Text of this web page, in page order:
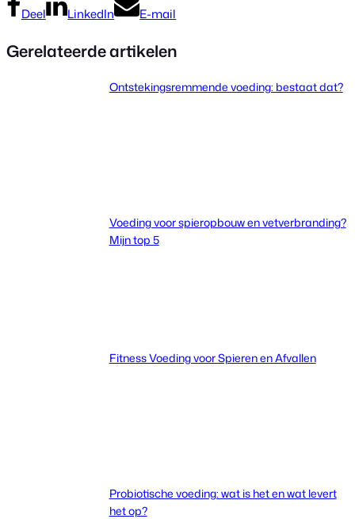
Deel LinkedIn E-mail
Gerelateerde artikelen
Ontstekingsremmende voeding: bestaat dat?
Voeding voor spieropbouw en vetverbranding?
Mijn top 5
Fitness Voeding voor Spieren en Afvallen
Probiotische voeding: wat is het en wat levert
het op?